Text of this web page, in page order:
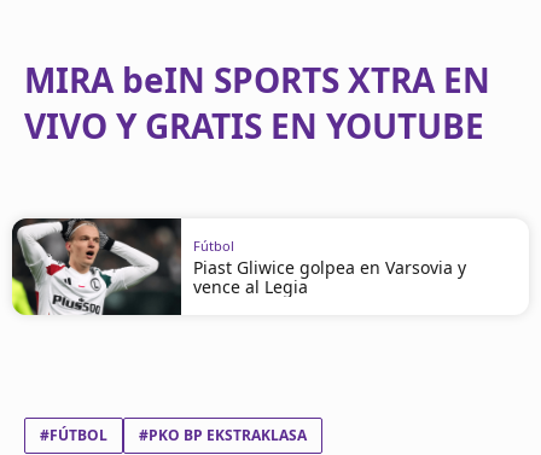
MIRA beIN SPORTS XTRA EN
VIVO Y GRATIS EN YOUTUBE
Fútbol
Piast Gliwice golpea en Varsovia y
vence al Legia
#FÚTBOL #PKO BP EKSTRAKLASA